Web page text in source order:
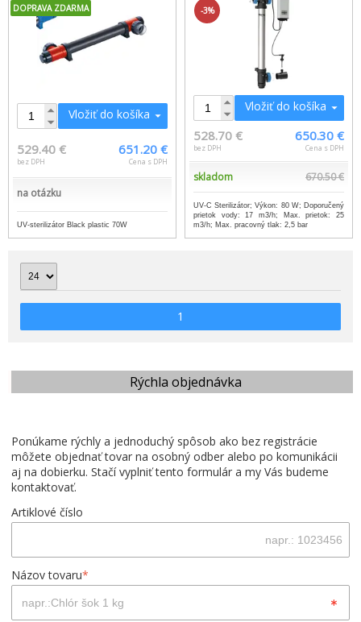
Rýchla objednávka
Ponúkame rýchly a jednoduchý spôsob ako bez registrácie
môžete objednať tovar na osobný odber alebo po komunikácii
aj na dobierku. Stačí vyplniť tento formulár a my Vás budeme
kontaktovať.
Artiklové číslo
Názov tovaru*
DOPRAVA ZDARMA
Vložiť do košíka
529.40 €
bez DPH
651.20 €
Cena s DPH
na otázku
UV-sterilizátor Black plastic 70W
-3%
Vložiť do košíka
528.70 €
bez DPH
650.30 €
Cena s DPH
skladom 670.50 €
UV-C Sterilizátor; Výkon: 80 W; Doporučený
prietok vody: 17 m3/h; Max. prietok: 25
m3/h; Max. pracovný tlak: 2,5 bar
1